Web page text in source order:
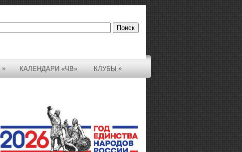
» КАЛЕНДАРИ «ЧВ» КЛУБЫ »